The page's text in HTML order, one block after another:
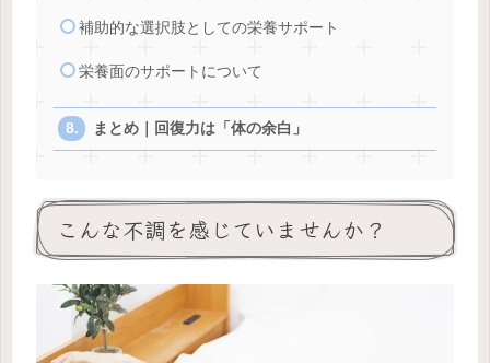
補助的な選択肢としての栄養サポート
栄養面のサポートについて
まとめ｜回復力は「体の余白」
こんな不調を感じていませんか？